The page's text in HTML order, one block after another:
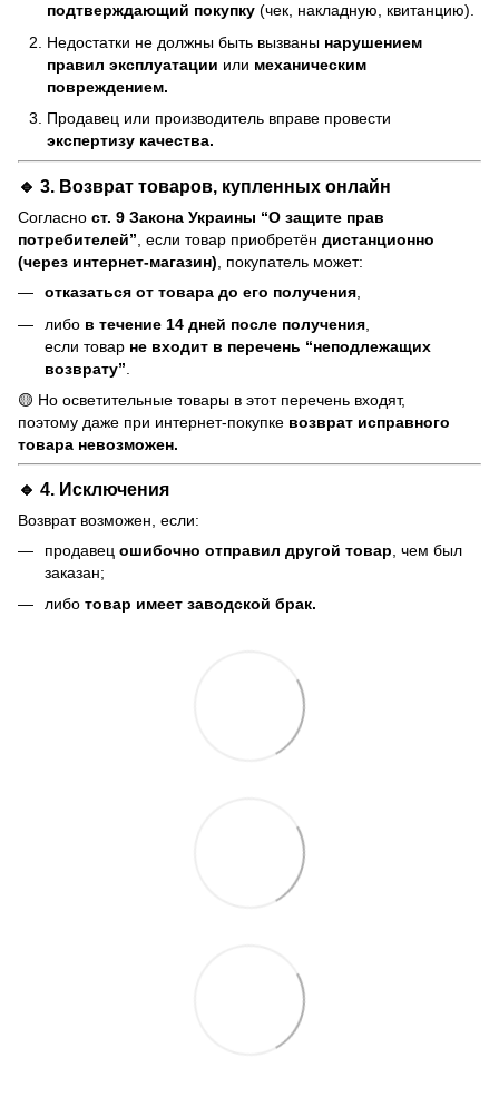
подтверждающий покупку (чек, накладную, квитанцию).
Недостатки не должны быть вызваны нарушением
правил эксплуатации или механическим
повреждением.
Продавец или производитель вправе провести
экспертизу качества.
🔹 3. Возврат товаров, купленных онлайн
Согласно ст. 9 Закона Украины “О защите прав
потребителей” , если товар приобретён дистанционно
(через интернет-магазин) , покупатель может:
отказаться от товара до его получения
либо в течение 14 дней после получения
если товар не входит в перечень “неподлежащих
возврату”
🟡 Но осветительные товары в этот перечень входят,
поэтому даже при интернет-покупке возврат исправного
товара невозможен.
🔹 4. Исключения
Возврат возможен, если:
продавец ошибочно отправил другой товар , чем был
заказан;
либо товар имеет заводской брак.